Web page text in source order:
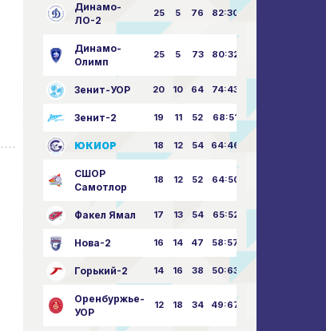
Динамо-
ЛО-2
25 5 76 82:30
Динамо-
Олимп
25 5 73 80:32
Зенит-УОР 20 10 64 74:43
Зенит-2 19 11 52 68:51
ЮКИОР 18 12 54 64:46
СШОР
Самотлор
18 12 52 64:50
Факел Ямал 17 13 54 65:52
Нова-2 16 14 47 58:57
Горький-2 14 16 38 50:63
Оренбуржье-
УОР
12 18 34 49:67